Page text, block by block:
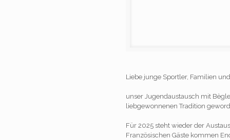
Liebe junge Sportler, Familien
unser Jugendaustausch mit
liebgewonnenen Tradition
Für 2025 steht wieder der
Französischen Gäste kommen